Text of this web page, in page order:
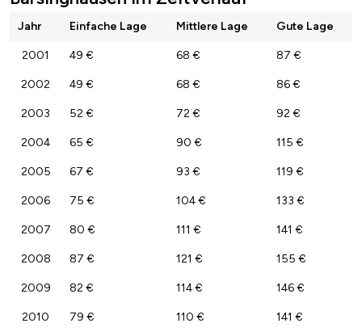
Jahr Einfache Lage Mittlere Lage Gute Lage
2001 49 € 68 € 87 €
2002 49 € 68 € 86 €
2003 52 € 72 € 92 €
2004 65 € 90 € 115 €
2005 67 € 93 € 119 €
2006 75 € 104 € 133 €
2007 80 € 111 € 141 €
2008 87 € 121 € 155 €
2009 82 € 114 € 146 €
2010 79 € 110 € 141 €